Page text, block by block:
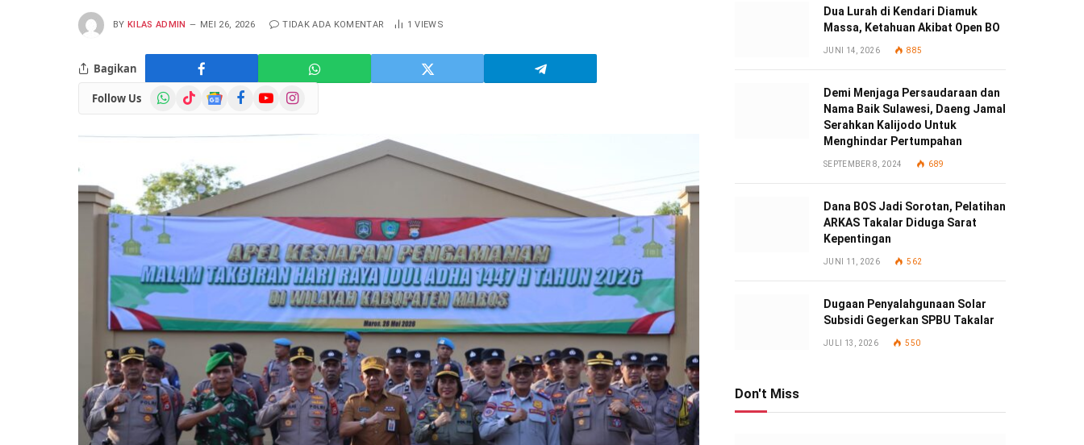
BY KILAS ADMIN MEI 26, 2026 TIDAK ADA KOMENTAR 1VIEWS
Bagikan
Follow Us WhatsApp
TikTokGoogle
News
FacebookYouTubeInstagram
Dua Lurah di Kendari Diamuk
Massa, Ketahuan Akibat Open BO
JUNI 14, 2026 885
Demi Menjaga Persaudaraan dan
Nama Baik Sulawesi, Daeng Jamal
Serahkan Kalijodo Untuk
Menghindar Pertumpahan
SEPTEMBER 8, 2024 689
Dana BOS Jadi Sorotan, Pelatihan
ARKAS Takalar Diduga Sarat
Kepentingan
JUNI 11, 2026 562
Dugaan Penyalahgunaan Solar
Subsidi Gegerkan SPBU Takalar
JULI 13, 2026 550
Don't Miss